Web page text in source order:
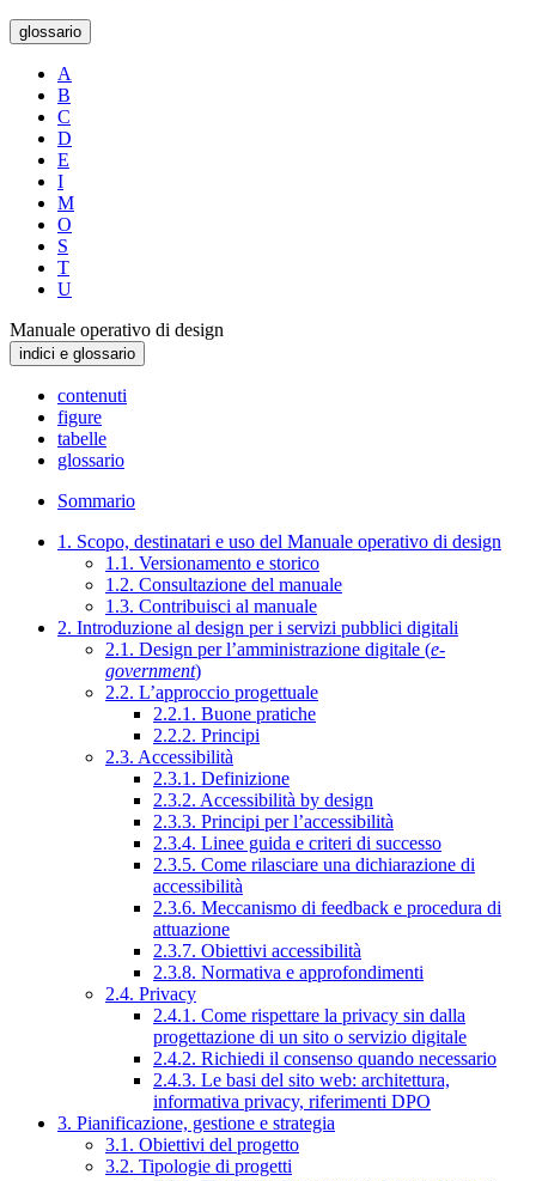
glossario
A
B
C
D
E
I
M
O
S
T
U
Manuale operativo di design
indici e glossario
contenuti
figure
tabelle
glossario
Sommario
1. Scopo, destinatari e uso del Manuale operativo di design
1.1. Versionamento e storico
1.2. Consultazione del manuale
1.3. Contribuisci al manuale
2. Introduzione al design per i servizi pubblici digitali
2.1. Design per l’amministrazione digitale (e-
government)
2.2. L’approccio progettuale
2.2.1. Buone pratiche
2.2.2. Principi
2.3. Accessibilità
2.3.1. Definizione
2.3.2. Accessibilità by design
2.3.3. Principi per l’accessibilità
2.3.4. Linee guida e criteri di successo
2.3.5. Come rilasciare una dichiarazione di
accessibilità
2.3.6. Meccanismo di feedback e procedura di
attuazione
2.3.7. Obiettivi accessibilità
2.3.8. Normativa e approfondimenti
2.4. Privacy
2.4.1. Come rispettare la privacy sin dalla
progettazione di un sito o servizio digitale
2.4.2. Richiedi il consenso quando necessario
2.4.3. Le basi del sito web: architettura,
informativa privacy, riferimenti DPO
3. Pianificazione, gestione e strategia
3.1. Obiettivi del progetto
3.2. Tipologie di progetti